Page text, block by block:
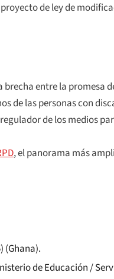
de ley de
entre la promesa
de las personas con
de los medios
, el panorama más
(Ghana).
de Educación /